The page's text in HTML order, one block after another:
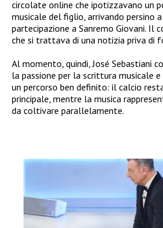
circolate online che ipotizzavano un
musicale del figlio, arrivando persino
partecipazione a Sanremo Giovani. Il
che si trattava di una notizia priva di
Al momento, quindi, José Sebastiani
la passione per la scrittura musicale
un percorso ben definito: il calcio
principale, mentre la musica
da coltivare parallelamente.